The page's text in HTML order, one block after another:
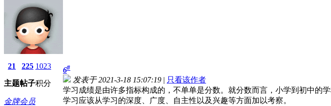
21
主题
225
帖子
1023
积分
金牌会员
6#
发表于 2021-3-18 15:07:19 | 只看该作者
学习成绩是由许多指标构成的，不单单是分数。就分数而言，小学到初中的
学习应该从学习的深度、广度、自主性以及兴趣等方面加以考察。